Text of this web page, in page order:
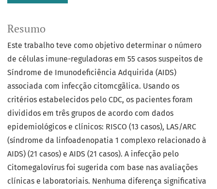
Resumo
Este trabalho teve como objetivo determinar o número
de células imune-reguladoras em 55 casos suspeitos de
Síndrome de Imunodeficiência Adquirida (AIDS)
associada com infecção citomcgãlica. Usando os
critérios estabelecidos pelo CDC, os pacientes foram
divididos em três grupos de acordo com dados
epidemiológicos e clínicos: RISCO (13 casos), LAS/ARC
(síndrome da linfoadenopatia 1 complexo relacionado à
AIDS) (21 casos) e AIDS (21 casos). A infecção pelo
Citomegalovírus foi sugerida com base nas avaliações
clínicas e laboratoriais. Nenhuma diferença significativa